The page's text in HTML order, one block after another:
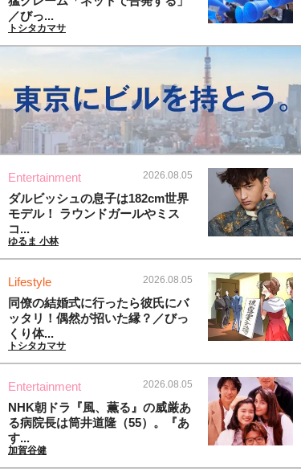
／びっ...
トシタカマサ
Entertainment 2026.08.05
ダルビッシュの息子は182cm世界
モデル！ ラウンドガールやミス
コ...
ゆるま 小林
Lifestyle 2026.08.05
同僚の結婚式に行ったら彼氏にバ
ッタリ！偶然が招いた縁？／びっ
くり体...
トシタカマサ
Entertainment 2026.08.05
NHK朝ドラ『風、薫る』の威厳あ
る病院長は筒井道隆（55）。『あ
す...
加賀谷健